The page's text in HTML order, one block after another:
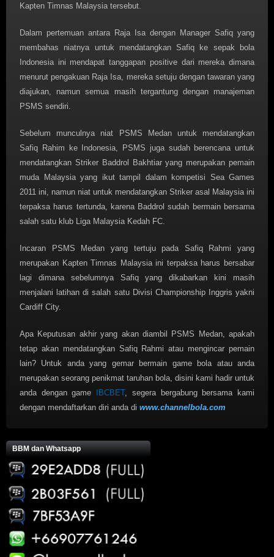
Kapten Timnas Malaysia tersebut.
Dalam pertemuan antara Raja Isa dengan Manager Safiq yang
membahas niatnya untuk mendatangkan Safiq ke sepak bola
Indonesia ini mendapat tanggapan positive dari mereka dimana
menurut pengakuan Raja Isa, mereka setuju dengan tawaran yang
diajukan, namun semua masih tergantung dengan manajeman
PSMS sendiri.
Sebelum munculnya niat PSMS Medan untuk mendatangkan
Safiq Rahim ke Indonesia, PSMS juga sudah berencana untuk
mendatangkan Striker Baddrol Bakhtiar yang merupakan pemain
muda Malaysia yang ikut tampil dalam kompetisi Sea Games
2011 ini, namun niat untuk mendatangkan Striker asal Malaysia ini
terpaksa harus tertunda, karena Baddrol sudah bermain bersama
salah satu klub Liga Malaysia Kedah FC.
Incaran PSMS Medan yang tertuju pada Safiq Rahmi yang
merupakan Kapten Timnas Malaysia ini terpaksa harus bersabar
lagi dimana sebelumnya Safiq yang dikabarkan kini masih
menjalani latihan di salah satu Divisi Championship Inggris yakni
Cardiff City.
Apa Keputusan akhir yang akan diambil PSMS Medan, apakah
tetap akan mendatangkan Safiq Rahmi atau mengincar pemain
lain? Untuk anda yang gemar bermain game bola atau anda
merupakan seorang penikmat taruhan bola, disini kami hadir untuk
anda dengan game
IBCBET, segera bergabung bersama kami
dengan mendaftarkan diri anda di www.channelbola.com
BBM dan Whatsapp